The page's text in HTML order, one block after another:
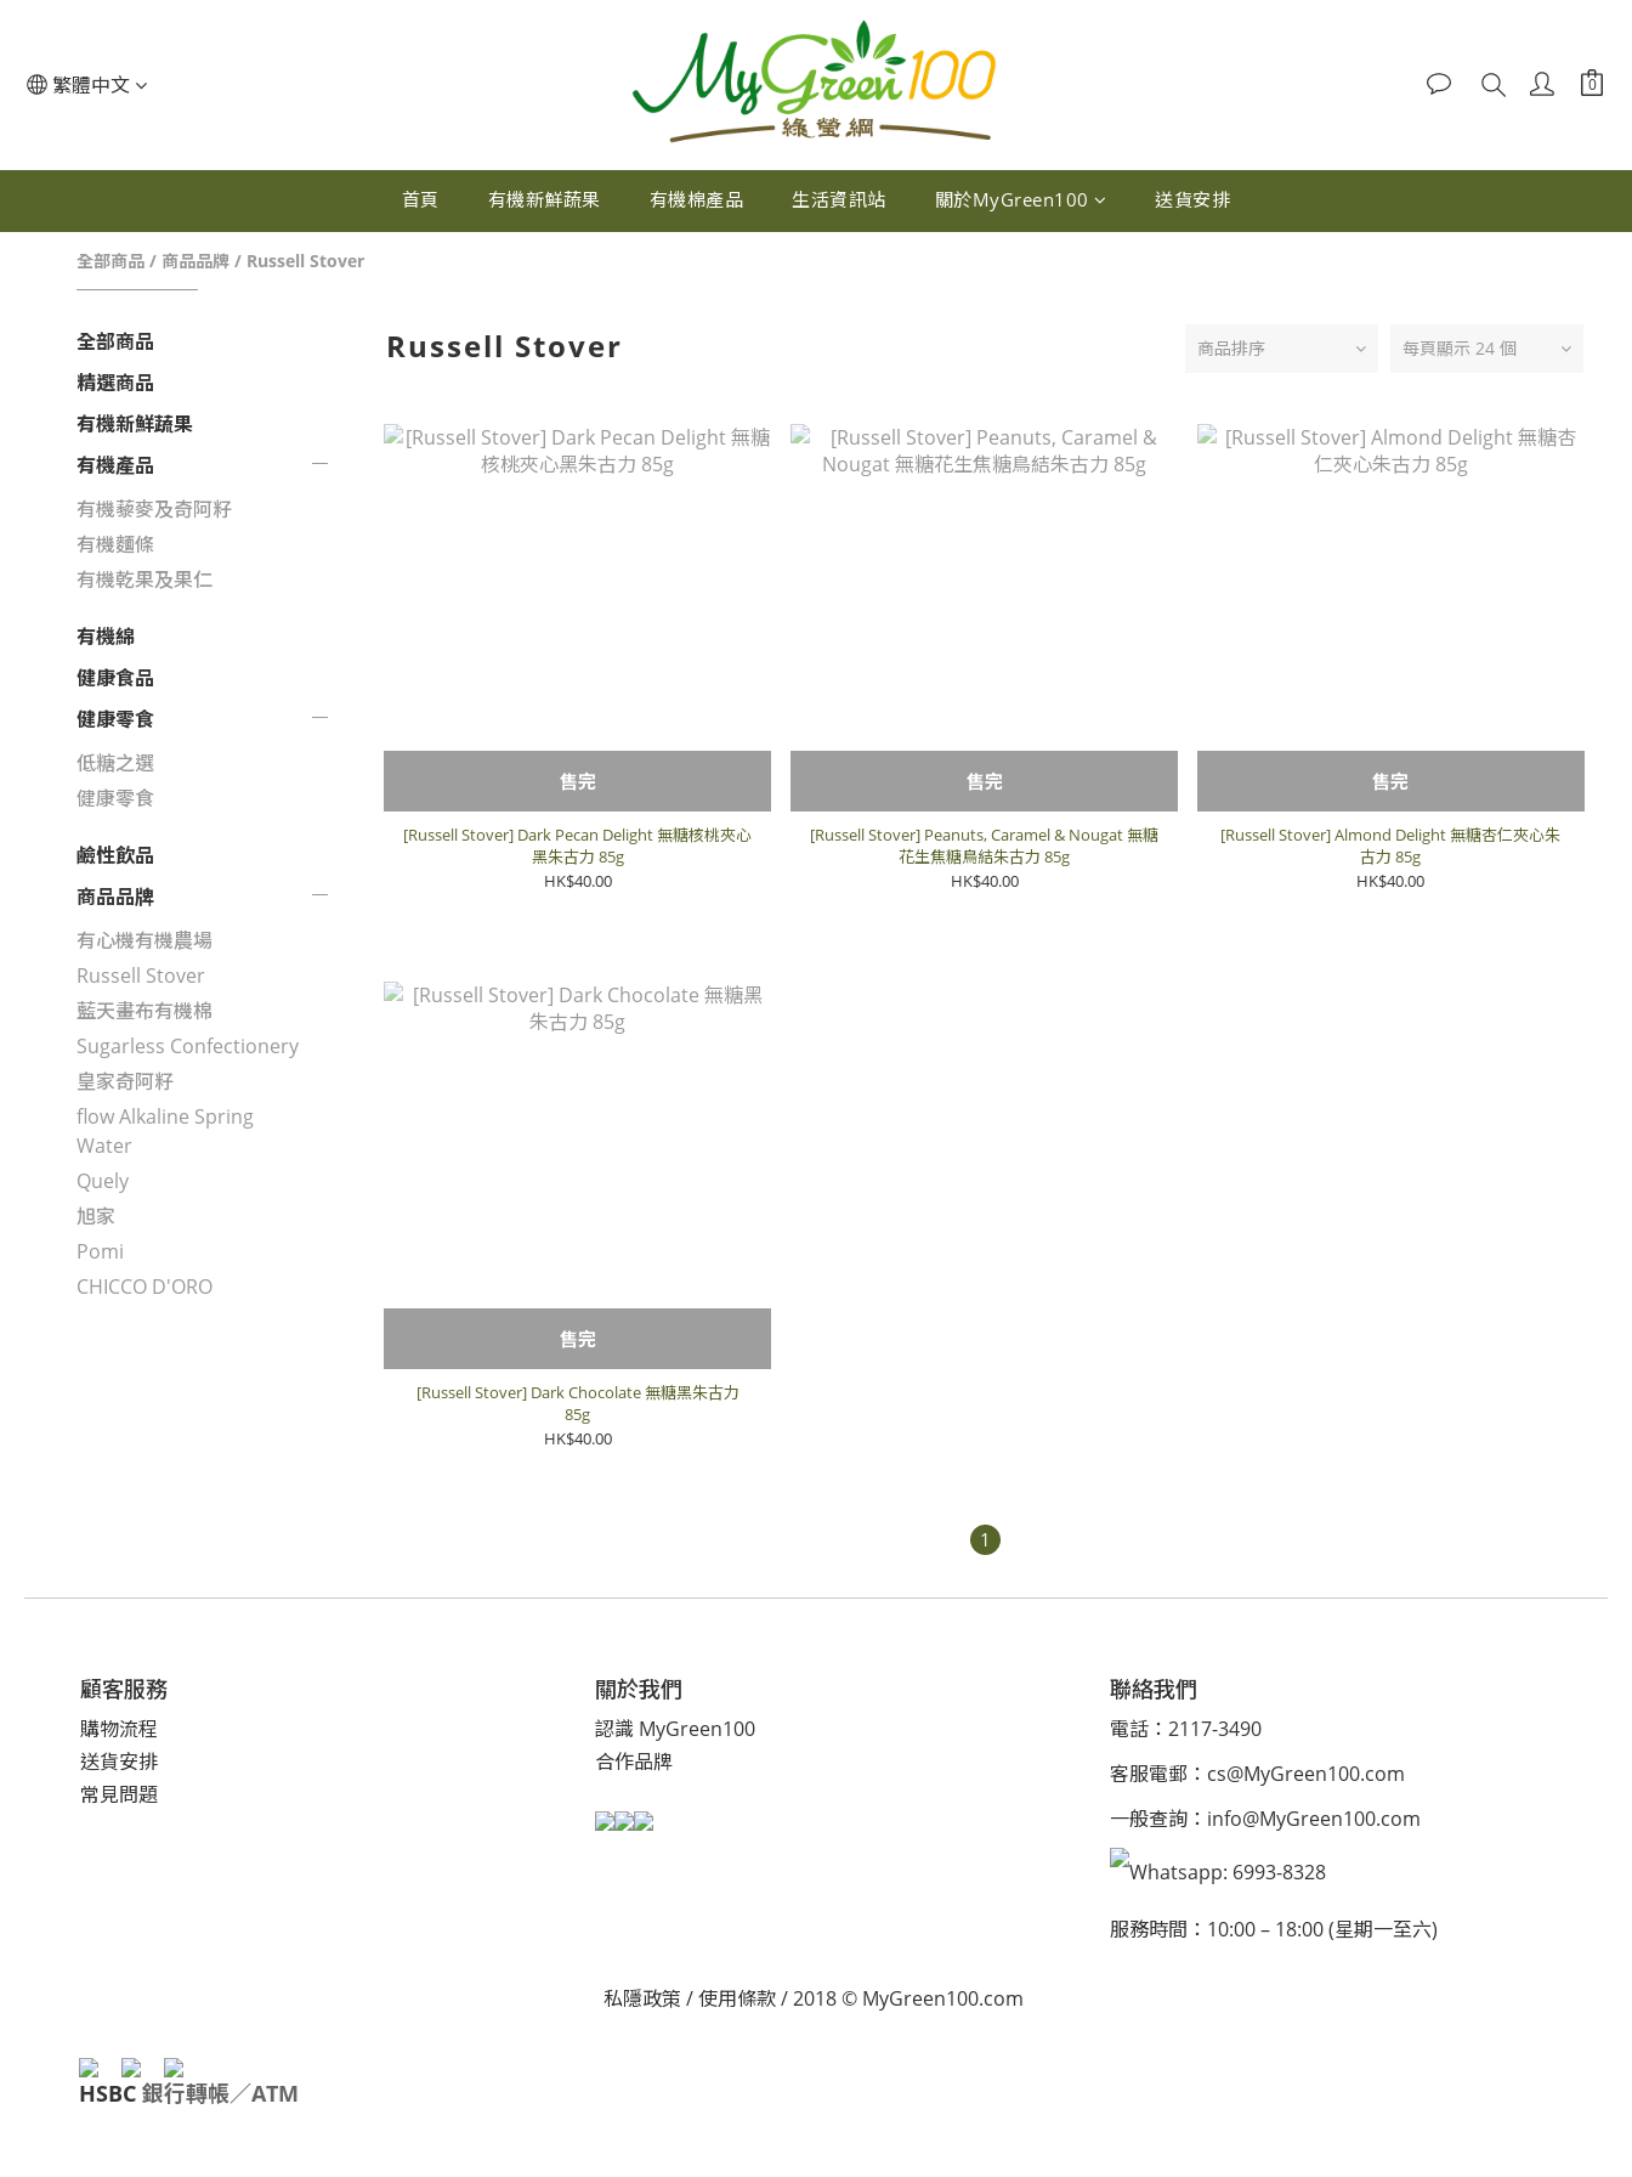
繁體中文
首頁 有機新鮮蔬果 有機棉產品 生活資訊站 關於MyGreen100 送貨安排
全部商品 / 商品品牌 / Russell Stover
全部商品
精選商品
有機新鮮蔬果
有機產品
有機藜麥及奇阿籽
有機麵條
有機乾果及果仁
有機綿
健康食品
健康零食
低糖之選
健康零食
鹼性飲品
商品品牌
有心機有機農場
Russell Stover
藍天畫布有機棉
Sugarless Confectionery
皇家奇阿籽
flow Alkaline Spring
Water
Quely
旭家
Pomi
CHICCO D'ORO
Russell Stover 商品排序 每頁顯示 24 個
售完
[Russell Stover] Dark Pecan Delight 無糖核桃夾心
黑朱古力 85g
HK$40.00
售完
[Russell Stover] Peanuts, Caramel & Nougat 無糖
花生焦糖鳥結朱古力 85g
HK$40.00
售完
[Russell Stover] Almond Delight 無糖杏仁夾心朱
古力 85g
HK$40.00
售完
[Russell Stover] Dark Chocolate 無糖黑朱古力
85g
HK$40.00
1
顧客服務
購物流程
送貨安排
常見問題
關於我們
認識 MyGreen100
合作品牌
聯絡我們
電話：2117-3490
客服電郵： cs@MyGreen100.com
一般查詢： info@MyGreen100.com
Whatsapp: 6993-8328
服務時間：10:00 – 18:00 (星期一至六)
私隱政策 /使用條款/ 2018 © MyGreen100.com
HSBC 銀行轉帳／ATM